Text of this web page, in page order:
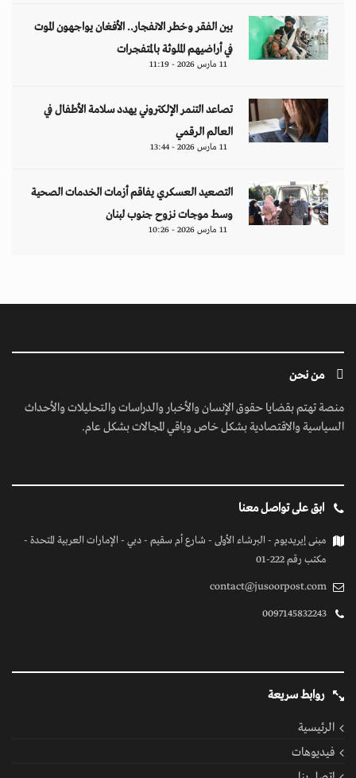
بين الفقر وخطر الانفجار.. الأفغان يواجهون الموت
في أراضيهم الملوثة بالمتفجرات
11 مارس 2026 - 11:19
تصاعد التنمر الإلكتروني يهدد سلامة الأطفال في
العالم الرقمي
11 مارس 2026 - 13:44
التصعيد العسكري يفاقم أزمات الخدمات الصحية
وسط موجات نزوح جنوب لبنان
11 مارس 2026 - 10:26
من نحن
منصة تهتم بقضايا حقوق الإنسان والأخبار والدراسات والتحليلات والأحداث
السياسية والاقتصادية بشكل خاص وباقي المجالات بشكل عام.
ابق على تواصل معنا
مبنى إيريديوم - البرشاء الأولى - شارع أم سقيم - دبي - الإمارات العربية المتحدة -
مكتب رقم 222-01
contact@jusoorpost.com
0097145832243
روابط سريعة
الرئيسية
فيديوهات